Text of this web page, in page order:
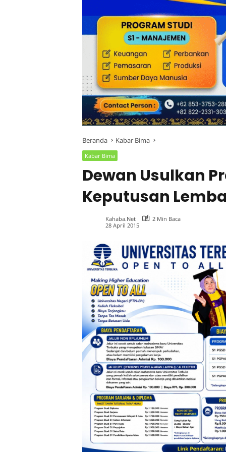
Beranda Kabar Bima
Kabar Bima
Dewan Usulkan
Keputusan
Kahaba.net
2 Min Baca
28 April 2015